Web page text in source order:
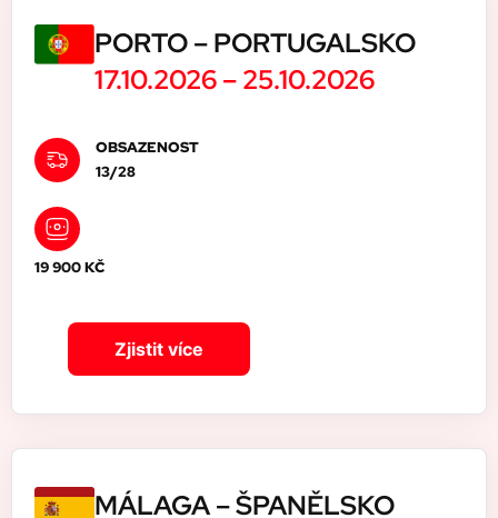
PORTO – PORTUGALSKO
17.10.2026 –25.10.2026
OBSAZENOST
13/28
19 900 KČ
Zjistit více
MÁLAGA – ŠPANĚLSKO